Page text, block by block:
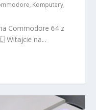
, Komputery,
Commodore 64 z
Witajcie na...